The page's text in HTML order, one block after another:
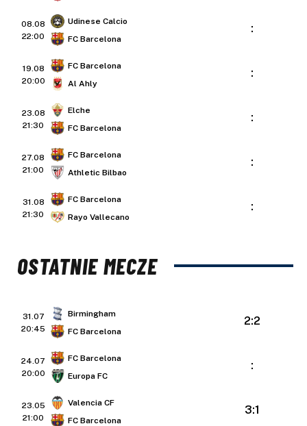
08.08
22:00
Udinese Calcio
FC Barcelona
:
19.08
20:00
FC Barcelona
Al Ahly
:
23.08
21:30
Elche
FC Barcelona
:
27.08
21:00
FC Barcelona
Athletic Bilbao
:
31.08
21:30
FC Barcelona
Rayo Vallecano
:
OSTATNIE MECZE
31.07
20:45
Birmingham
FC Barcelona
2:2
24.07
20:00
FC Barcelona
Europa FC
:
23.05
21:00
Valencia CF
FC Barcelona
3:1